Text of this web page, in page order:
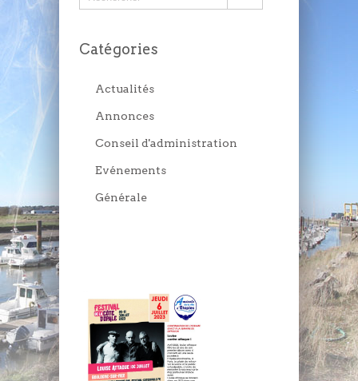
Catégories
Actualités
Annonces
Conseil d'administration
Evénements
Générale